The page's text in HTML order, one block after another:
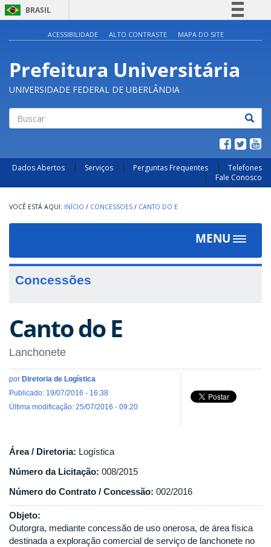
BRASIL
Participe
Acesso à informação
ACESSIBILIDADE ALTO CONTRASTE MAPA DO SITE
Prefeitura Universitária
UNIVERSIDADE FEDERAL DE UBERLÂNDIA
Dados Abertos Serviços Perguntas Frequentes
Telefones
Fale Conosco
INÍCIO / CONCESSOES / CANTO DO E
MENU
Toggle
Concessões
Canto do E
Lanchonete
por Diretoria de Logística
Publicado: 19/07/2016 - 16:38
Última modificação: 25/07/2016 - 09:20
Área / Diretoria: Logística
Número da Licitação: 008/2015
Número do Contrato / Concessão: 002/2016
Objeto:
Outorgra, mediante concessão de uso onerosa, de área física
destinada a exploração comercial de serviço de lanchonete no